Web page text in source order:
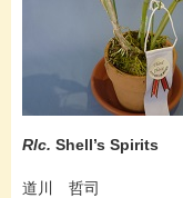
Rlc. Shell’s Spirits
道川 哲司